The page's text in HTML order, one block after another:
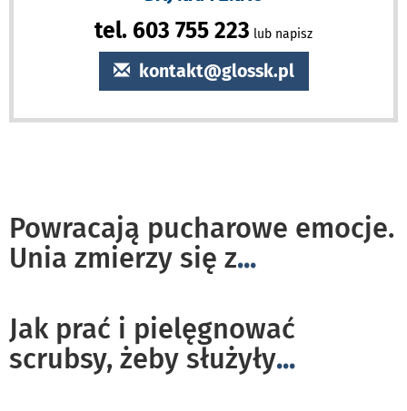
tel. 603 755 223 lub napisz
kontakt@glossk.pl
Powracają pucharowe emocje.
Unia zmierzy się z...
Jak prać i pielęgnować
scrubsy, żeby służyły...